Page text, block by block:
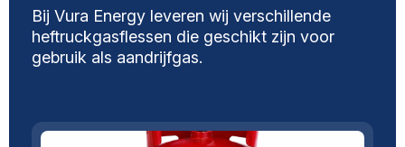
Bij Vura Energy leveren wij verschillende
heftruckgasflessen die geschikt zijn voor
gebruik als aandrijfgas.